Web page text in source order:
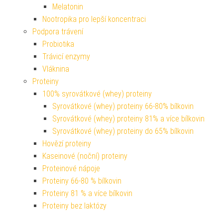
Melatonin
Nootropika pro lepší koncentraci
Podpora trávení
Probiotika
Trávicí enzymy
Vláknina
Proteiny
100% syrovátkové (whey) proteiny
Syrovátkové (whey) proteiny 66-80% bílkovin
Syrovátkové (whey) proteiny 81% a více bílkovin
Syrovátkové (whey) proteiny do 65% bílkovin
Hovězí proteiny
Kaseinové (noční) proteiny
Proteinové nápoje
Proteiny 66-80 % bílkovin
Proteiny 81 % a více bílkovin
Proteiny bez laktózy